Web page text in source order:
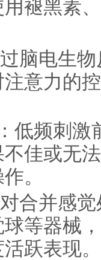
褪黑素
脑电生
意力的
低频刺激
佳或无
。
合并感
等器械
跃表现。